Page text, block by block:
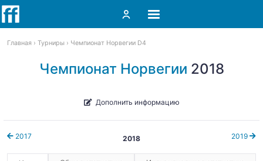
Главная Турниры Чемпионат Норвегии D4
Чемпионат Норвегии 2018
Дополнить информацию
2017 2019
2018